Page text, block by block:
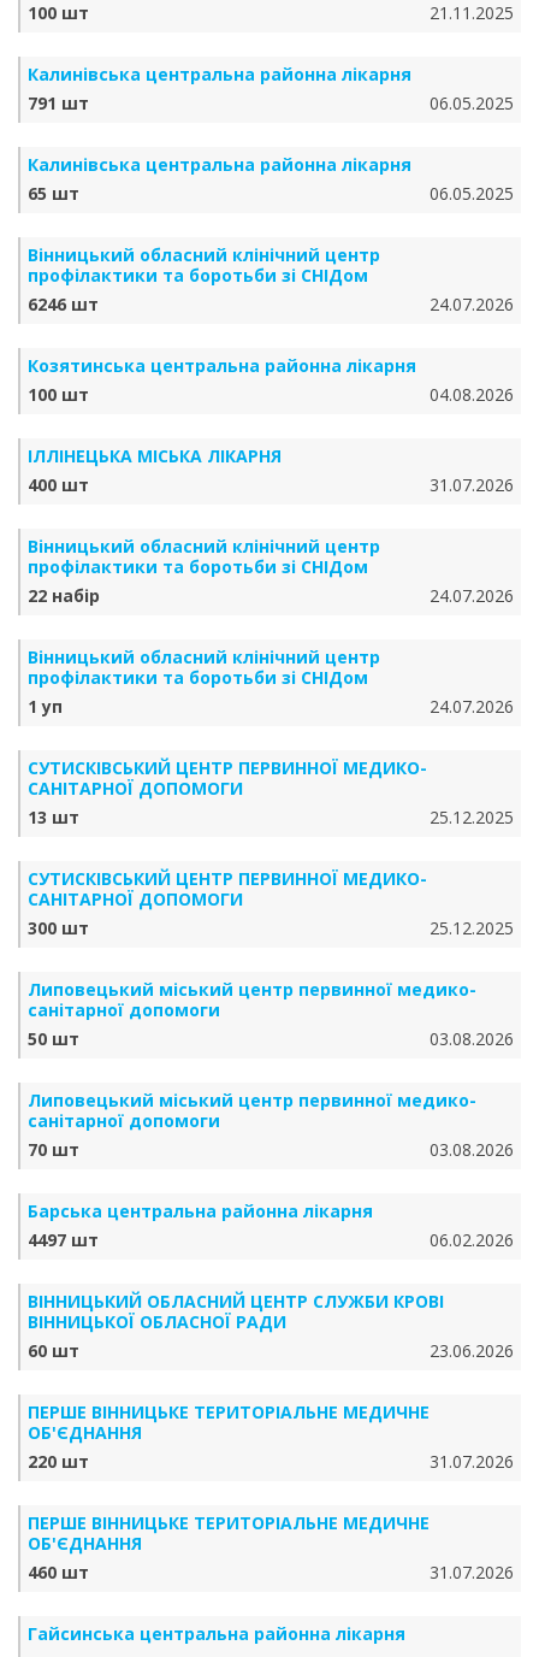
100 шт
21.11.2025
Калинівська центральна районна лікарня
791 шт
06.05.2025
Калинівська центральна районна лікарня
65 шт
06.05.2025
Вінницький обласний клінічний центр
профілактики та боротьби зі СНІДом
6246 шт
24.07.2026
Козятинська центральна районна лікарня
100 шт
04.08.2026
ІЛЛІНЕЦЬКА МІСЬКА ЛІКАРНЯ
400 шт
31.07.2026
Вінницький обласний клінічний центр
профілактики та боротьби зі СНІДом
22 набір
24.07.2026
Вінницький обласний клінічний центр
профілактики та боротьби зі СНІДом
1 уп
24.07.2026
СУТИСКІВСЬКИЙ ЦЕНТР ПЕРВИННОЇ МЕДИКО-
САНІТАРНОЇ ДОПОМОГИ
13 шт
25.12.2025
СУТИСКІВСЬКИЙ ЦЕНТР ПЕРВИННОЇ МЕДИКО-
САНІТАРНОЇ ДОПОМОГИ
300 шт
25.12.2025
Липовецький міський центр первинної медико-
санітарної допомоги
50 шт
03.08.2026
Липовецький міський центр первинної медико-
санітарної допомоги
70 шт
03.08.2026
Барська центральна районна лікарня
4497 шт
06.02.2026
ВІННИЦЬКИЙ ОБЛАСНИЙ ЦЕНТР СЛУЖБИ КРОВІ
ВІННИЦЬКОЇ ОБЛАСНОЇ РАДИ
60 шт
23.06.2026
ПЕРШЕ ВІННИЦЬКЕ ТЕРИТОРІАЛЬНЕ МЕДИЧНЕ
ОБ'ЄДНАННЯ
220 шт
31.07.2026
ПЕРШЕ ВІННИЦЬКЕ ТЕРИТОРІАЛЬНЕ МЕДИЧНЕ
ОБ'ЄДНАННЯ
460 шт
31.07.2026
Гайсинська центральна районна лікарня